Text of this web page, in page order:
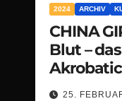
2024 ARCHIV
CHINA
Blut –
BOWIE
25.